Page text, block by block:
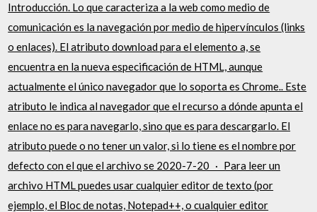
Introducción. Lo que caracteriza a la web como medio de
comunicación es la navegación por medio de hipervínculos (links
o enlaces). El atributo download para el elemento a, se
encuentra en la nueva especificación de HTML, aunque
actualmente el único navegador que lo soporta es Chrome.. Este
atributo le indica al navegador que el recurso a dónde apunta el
enlace no es para navegarlo, sino que es para descargarlo. El
atributo puede o no tener un valor, si lo tiene es el nombre por
defecto con el que el archivo se 2020-7-20 · Para leer un
archivo HTML puedes usar cualquier editor de texto (por
ejemplo, el Bloc de notas, Notepad++, o cualquier editor